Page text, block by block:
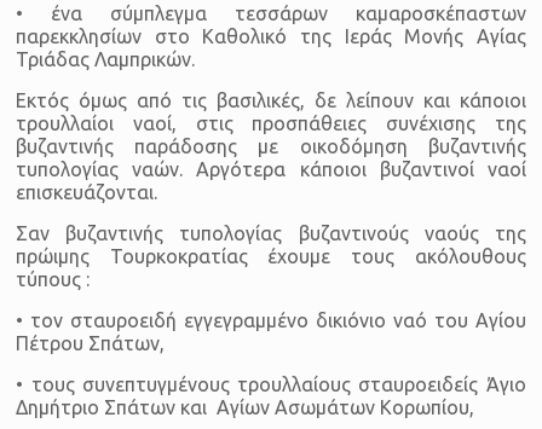
• ένα σύμπλεγμα τεσσάρων καμαροσκέπαστων
παρεκκλησίων στο Καθολικό της Ιεράς Μονής Αγίας
Τριάδας Λαμπρικών.
Εκτός όμως από τις βασιλικές, δε λείπουν και κάποιοι
τρουλλαίοι ναοί, στις προσπάθειες συνέχισης της
βυζαντινής παράδοσης με οικοδόμηση βυζαντινής
τυπολογίας ναών. Αργότερα κάποιοι βυζαντινοί ναοί
επισκευάζονται.
Σαν βυζαντινής τυπολογίας βυζαντινούς ναούς της
πρώιμης Τουρκοκρατίας έχουμε τους ακόλουθους
τύπους :
• τον σταυροειδή εγγεγραμμένο δικιόνιο ναό του Αγίου
Πέτρου Σπάτων,
• τους συνεπτυγμένους τρουλλαίους σταυροειδείς Άγιο
Δημήτριο Σπάτων και Αγίων Ασωμάτων Κορωπίου,